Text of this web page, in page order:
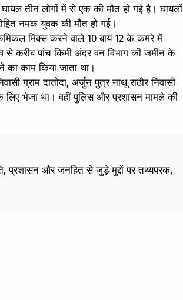
तीन लोगों में से एक की मौत हो गई है। घायलों
नमक युवक की मौत हो गई।
मिक्स करने वाले 10 बाय 12 के कमरे में
से करीब पांच किमी अंदर वन विभाग की जमीन के
का काम किया जाता था।
ग्राम दातोदा, अर्जुन पुत्र नाथू राठौर निवासी
लिए भेजा था। वहीं पुलिस और प्रशासन मामले की
प्रशासन और जनहित से जुड़े मुद्दों पर तथ्यपरक,